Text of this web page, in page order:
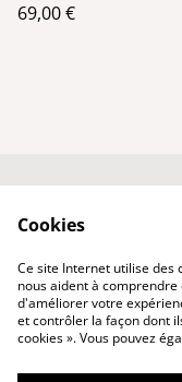
69,00 €
Conditions
Qui suis-
Cookies
Ce site Internet utilise des
nous aident à
d'améliorer votre
et contrôler la façon dont
cookies ». Vous pouvez